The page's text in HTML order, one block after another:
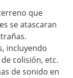
que
se atascaran
incluyendo
colisión, etc.
de sonido en